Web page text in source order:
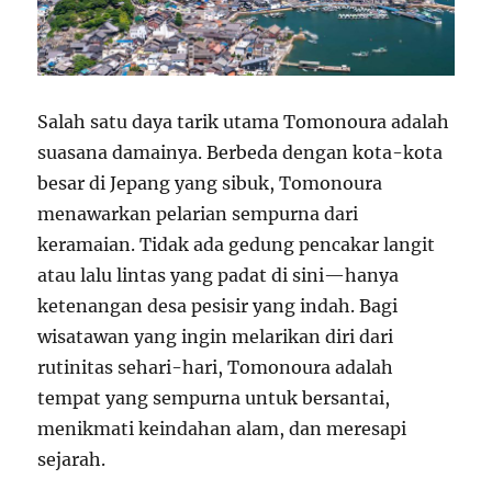
Salah satu daya tarik utama Tomonoura adalah
suasana damainya. Berbeda dengan kota-kota
besar di Jepang yang sibuk, Tomonoura
menawarkan pelarian sempurna dari
keramaian. Tidak ada gedung pencakar langit
atau lalu lintas yang padat di sini—hanya
ketenangan desa pesisir yang indah. Bagi
wisatawan yang ingin melarikan diri dari
rutinitas sehari-hari, Tomonoura adalah
tempat yang sempurna untuk bersantai,
menikmati keindahan alam, dan meresapi
sejarah.